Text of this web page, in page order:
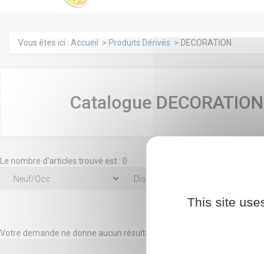
Vous êtes ici : Accueil > Produits Dérivés > DECORATION
Catalogue DECORATION
Le nombre d'articles trouvé est : 0
Votre demande ne donne aucun résultat
This site